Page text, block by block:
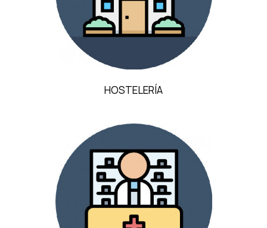
HOSTELERÍA